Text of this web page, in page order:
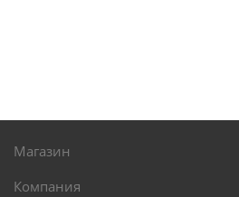
Магазин
Компания